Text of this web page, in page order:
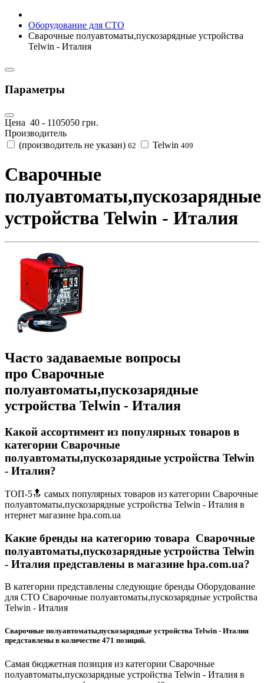
Оборудование для СТО
Сварочные полуавтоматы,пускозарядные устройства
Telwin - Италия
Параметры
Цена 40 - 1105050 грн.
Производитель
(производитель не указан) 62 Telwin 409
Сварочные
полуавтоматы,пускозарядные
устройства Telwin - Италия
Часто задаваемые вопросы
про Сварочные
полуавтоматы,пускозарядные
устройства Telwin - Италия
Какой ассортимент из популярных товаров в
категории Сварочные
полуавтоматы,пускозарядные устройства Telwin
- Италия?
ТОП-5🔝 самых популярных товаров из категории Сварочные
полуавтоматы,пускозарядные устройства Telwin - Италия в
нтернет магазине hpa.com.ua
Какие бренды на категорию товара Сварочные
полуавтоматы,пускозарядные устройства Telwin
- Италия представлены в магазине hpa.com.ua?
В категории представлены следующие бренды Оборудование
для СТО Сварочные полуавтоматы,пускозарядные устройства
Telwin - Италия
Сварочные полуавтоматы,пускозарядные устройства Telwin - Италия
представлены в количестве 471 позиций.
Самая бюджетная позиция из категории Сварочные
полуавтоматы,пускозарядные устройства Telwin - Италия в